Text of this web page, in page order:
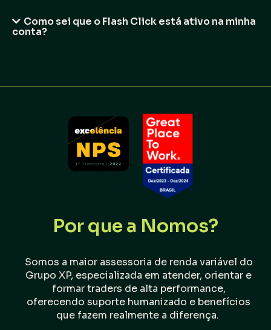
Como sei que o Flash Click está ativo na minha
conta?
Por que a Nomos?
Somos a maior assessoria de renda variável do
Grupo XP, especializada em atender, orientar e
formar traders de alta performance,
oferecendo suporte humanizado e benefícios
que fazem realmente a diferença.